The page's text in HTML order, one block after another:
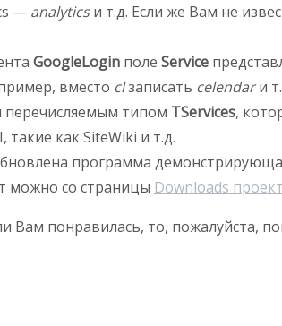
— analyticsи т.д. Если же Вам не
GoogleLogin поле Service
вместо clзаписать celendarи
перечисляемым типом TServices,
такие как SiteWiki и т.д.
программа
можно со страницы Downloads
Вам понравилась, то, пожалуйста,